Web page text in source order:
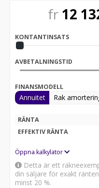
REKOND/VERKSTAD/
VÄLKOMMEN ATT
fr 12
KONTANTINSATS
AVBETALNINGSTID
FINANSMODELL
Annuitet Rak
RÄNTA
EFFEKTIV RÄNTA
Öppna kalkylator
Detta är ett
din säljare för exakt
minst 20 %.